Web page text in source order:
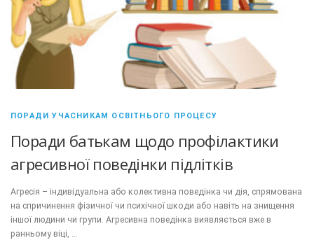
ПОРАДИ УЧАСНИКАМ ОСВІТНЬОГО ПРОЦЕСУ
Поради батькам щодо профілактики
агресивної поведінки підлітків
Агресія – індивідуальна або колективна поведінка чи дія, спрямована
на спричинення фізичної чи психічної шкоди або навіть на знищення
іншої людини чи групи. Агресивна поведінка виявляється вже в
ранньому віці, …